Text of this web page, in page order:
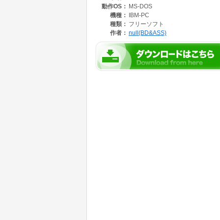
プログラマとしてはmtimlの使用をお勧め
いるのでは説得力がまるでないですね(^^;
動作OS： MS-DOS
機種：
IBM-PC
種類： フリーソフト
作者： null(BD&ASS)